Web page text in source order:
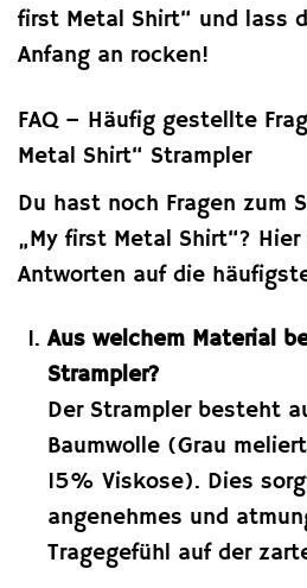
first Metal Shirt“ und lass
Anfang an rocken!
FAQ – Häufig gestellte
Metal Shirt“ Strampler
Du hast noch Fragen zum
„My first Metal Shirt“?
Antworten auf die
Aus welchem Material
Strampler?
Der Strampler besteht
Baumwolle (Grau
15% Viskose). Dies
angenehmes und
Tragegefühl auf der